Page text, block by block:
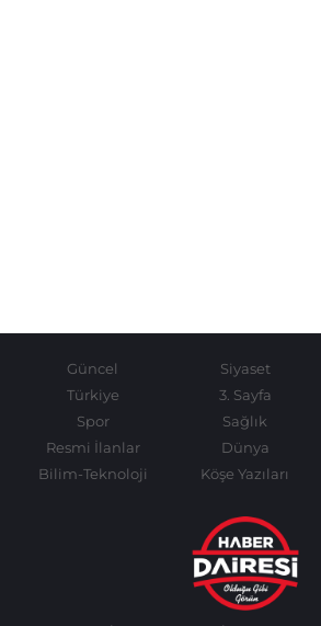
Güncel Siyaset
Türkiye
3. Sayfa
Spor
Sağlık
Resmi İlanlar
Dünya
Bilim-Teknoloji
Köşe Yazıları